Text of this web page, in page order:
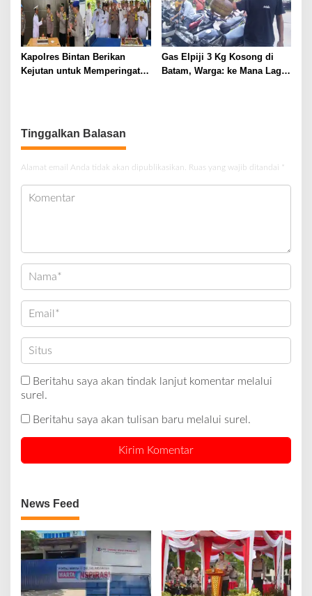
Kapolres Bintan Berikan
Kejutan untuk Memperingati
Gas Elpiji 3 Kg Kosong di
Batam, Warga: ke Mana Lagi
Tinggalkan Balasan
Alamat email Anda tidak akan dipublikasikan. Ruas yang wajib ditandai *
Beritahu saya akan tindak lanjut komentar melalui
surel.
Beritahu saya akan tulisan baru melalui surel.
News Feed